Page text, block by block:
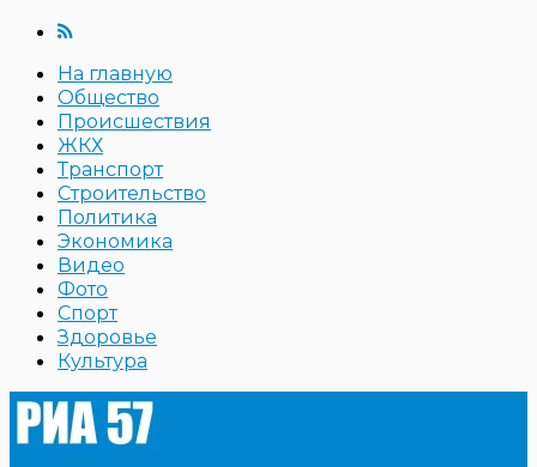
На главную
Общество
Происшествия
ЖКХ
Транспорт
Строительство
Политика
Экономика
Видео
Фото
Спорт
Здоровье
Культура